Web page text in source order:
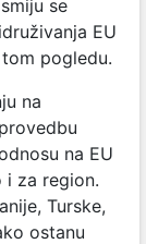
se
EU
pogledu.
na
na EU
i za region.
Turske,
ostanu